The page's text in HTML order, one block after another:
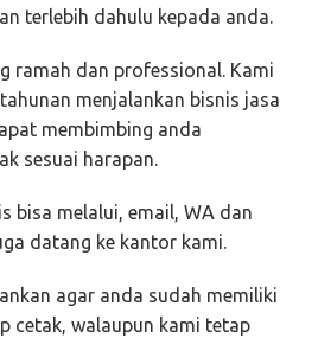
terlebih dahulu kepada anda.
ramah dan professional. Kami
menjalankan bisnis jasa
membimbing anda
sesuai harapan.
bisa melalui, email, WA dan
datang ke kantor kami.
agar anda sudah memiliki
cetak, walaupun kami tetap